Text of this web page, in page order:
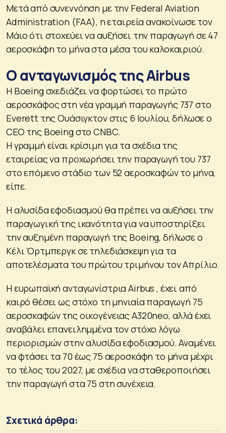
Μετά από συνεννόηση με την Federal Aviation
Administration (FAA), η εταιρεία ανακοίνωσε τον
Μάιο ότι στοχεύει να αυξήσει την παραγωγή σε 47
αεροσκάφη το μήνα στα μέσα του καλοκαιριού.
Ο ανταγωνισμός της Airbus
Η Boeing σχεδιάζει να φορτώσει το πρώτο
αεροσκάφος στη νέα γραμμή παραγωγής 737 στο
Everett της Ουάσιγκτον στις 6 Ιουλίου, δήλωσε ο
CEO της Boeing στο CNBC.
Η γραμμή είναι κρίσιμη για τα σχέδια της
εταιρείας να προχωρήσει την παραγωγή του 737
στο επόμενο στάδιο των 52 αεροσκαφών το μήνα,
είπε.
Η αλυσίδα εφοδιασμού θα πρέπει να αυξήσει την
παραγωγική της ικανότητα για να υποστηρίξει
την αυξημένη παραγωγή της Boeing, δήλωσε ο
Κέλι Όρτμπεργκ σε τηλεδιάσκεψη για τα
αποτελέσματα του πρώτου τριμήνου τον Απρίλιο.
Η ευρωπαϊκή ανταγωνίστρια Airbus , έχει από
καιρό θέσει ως στόχο τη μηνιαία παραγωγή ⁠75
αεροσκαφών της οικογένειας A320neo, αλλά έχει
αναβάλει επανειλημμένα τον στόχο λόγω ​
περιορισμών στην αλυσίδα εφοδιασμού. Αναμένει
να φτάσει τα 70 έως 75 αεροσκάφη το μήνα μέχρι
το τέλος του 2027, με ​σχέδια να σταθεροποιήσει
την παραγωγή στα 75 στη συνέχεια.
Σχετικά άρθρα: